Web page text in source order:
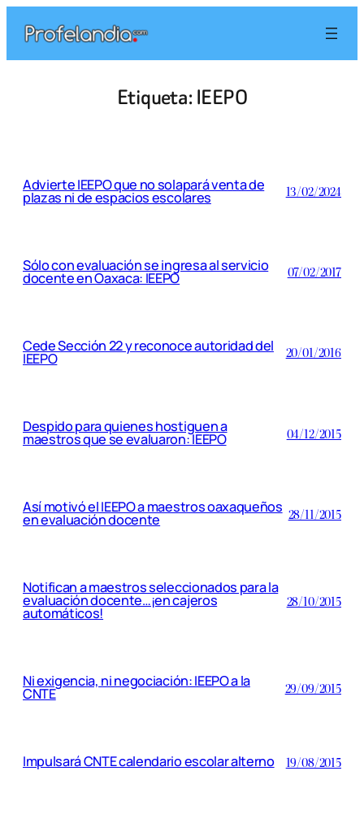
contenido
Etiqueta:IEEPO
Advierte IEEPO que no solapará venta de
plazas ni de espacios escolares 13/02/2024
Sólo con evaluación se ingresa al servicio
docente en Oaxaca: IEEPO 07/02/2017
Cede Sección 22 y reconoce autoridad del
IEEPO 20/01/2016
Despido para quienes hostiguen a
maestros que se evaluaron: IEEPO 04/12/2015
Así motivó el IEEPO a maestros oaxaqueños
en evaluación docente 28/11/2015
Notifican a maestros seleccionados para la
evaluación docente…¡en cajeros
automáticos!
28/10/2015
Ni exigencia, ni negociación: IEEPO a la
CNTE 29/09/2015
Impulsará CNTE calendario escolar alterno 19/08/2015